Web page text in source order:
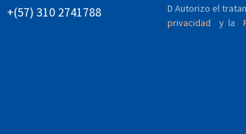
+(57) 310 2741788 D Autorizo ​​el
privacidad
y la